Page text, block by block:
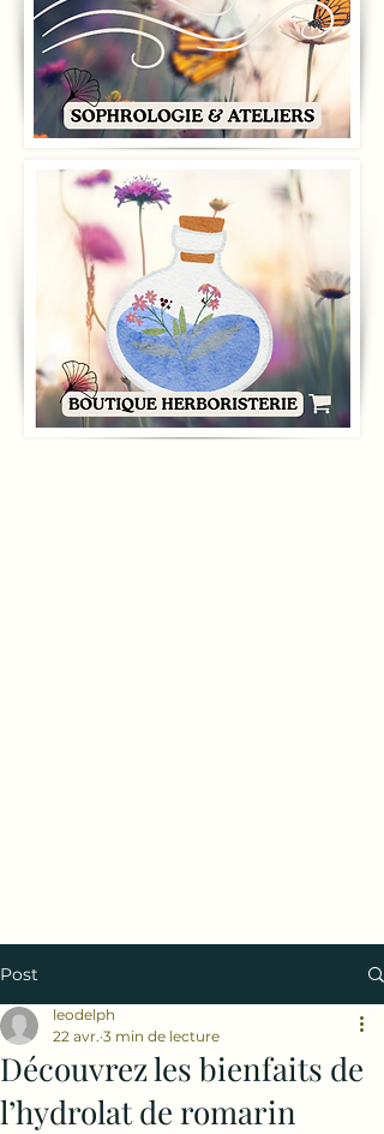
Post
Découvrez les bienfaits de
l’hydrolat de romarin
leodelph
22 avr. 3 min de lecture